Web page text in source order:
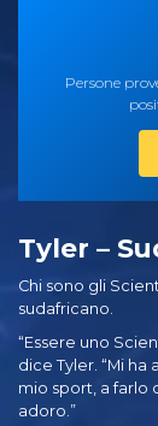
Persone
Tyler –
Chi sono gli
sudafricano.
“Essere uno
dice Tyler. “Mi
mio sport, a farlo
adoro.”